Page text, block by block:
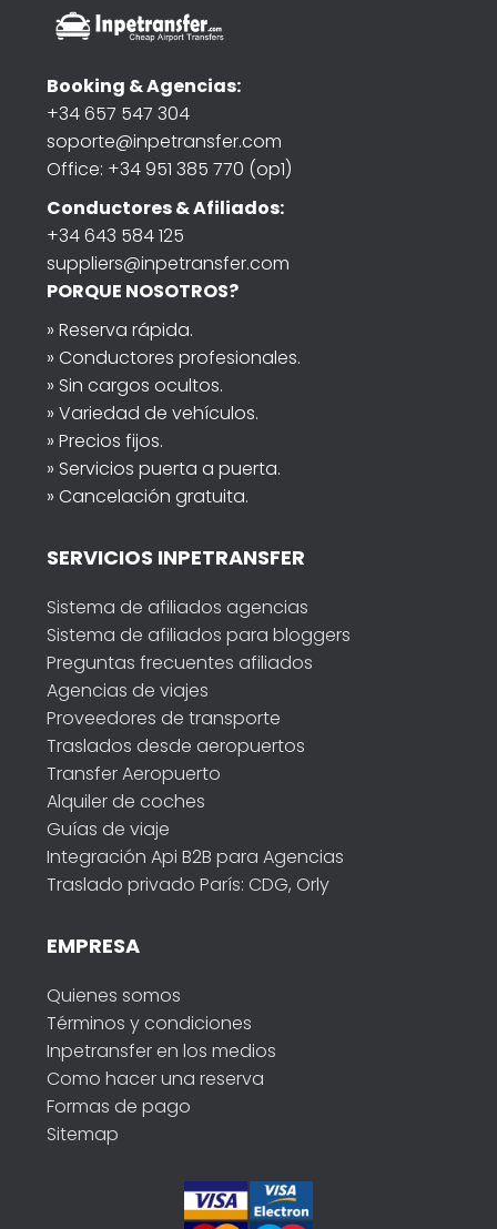
Booking & Agencias:
+34 657 547 304
soporte@inpetransfer.com
Office: +34 951 385 770 (op1)
Conductores & Afiliados:
+34 643 584 125
suppliers@inpetransfer.com
PORQUE NOSOTROS?
» Reserva rápida.
» Conductores profesionales.
» Sin cargos ocultos.
» Variedad de vehículos.
» Precios fijos.
» Servicios puerta a puerta.
» Cancelación gratuita.
SERVICIOS INPETRANSFER
Sistema de afiliados agencias
Sistema de afiliados para bloggers
Preguntas frecuentes afiliados
Agencias de viajes
Proveedores de transporte
Traslados desde aeropuertos
Transfer Aeropuerto
Alquiler de coches
Guías de viaje
Integración Api B2B para Agencias
Traslado privado París: CDG, Orly
EMPRESA
Quienes somos
Términos y condiciones
Inpetransfer en los medios
Como hacer una reserva
Formas de pago
Sitemap